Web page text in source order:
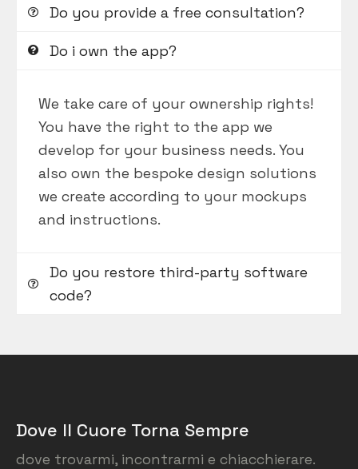
Do you provide a free consultation?
Do i own the app?
We take care of your ownership rights!
You have the right to the app we
develop for your business needs. You
also own the bespoke design solutions
we create according to your mockups
and instructions.
Do you restore third-party software
code?
Dove Il Cuore Torna Sempre
dove trovarmi, incontrarmi e chiacchierare.